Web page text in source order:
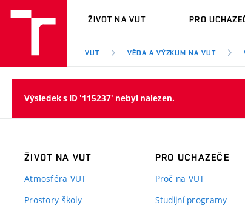
VUT
ŽIVOT NA VUT PRO
VUT VĚDA A VÝZKUM NA VUT
Výsledek s ID '115237' nebyl nalezen.
ŽIVOT NA VUT
Atmosféra VUT
Prostory školy
PRO UCHAZEČE
Proč na VUT
Studijní programy